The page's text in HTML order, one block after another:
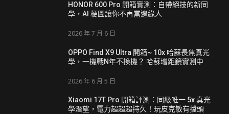
HONOR 600 Pro 開箱實測：自帶絕技的新同
學，AI 梗圖讓你不再當邊緣人
2026 年 7 月 6 日
OPPO Find X9 Ultra 開箱~ 10x 哈蘇長焦真光
學，一機戰N年不換機？ 哈蘇增距鏡實測中
2026 年 6 月 5 日
Xiaomi 17T Pro 開箱評測：同級唯一 5x 真光
學潛望，電力超超超持久！玩皮克敏有擋頭